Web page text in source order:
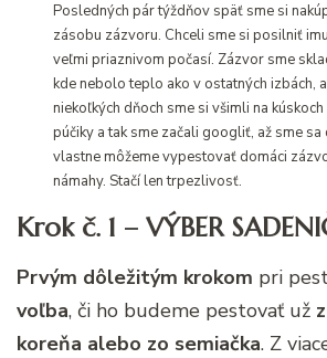
Posledných pár týždňov späť sme si
zásobu zázvoru. Chceli sme si posilniť
veľmi priaznivom počasí. Zázvor sme
kde nebolo teplo ako v ostatných izbách,
niekoľkých dňoch sme si všimli na
púčiky a tak sme začali googliť, až sme
vlastne môžeme vypestovať domáci
námahy. Stačí len trpezlivosť.
Krok č. 1 – VÝBER
Prvým dôležitým krokom pri
voľba, či ho budeme pestovať už
koreňa alebo zo semiačka. Z